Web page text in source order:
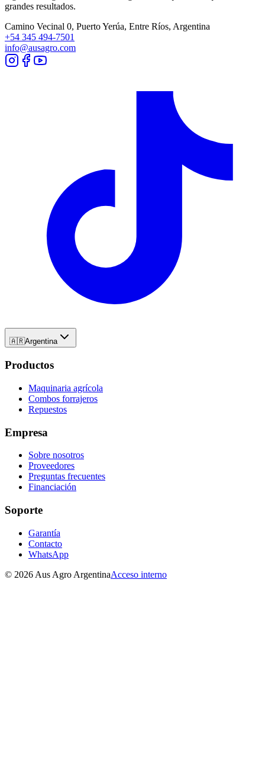
grandes resultados.
Camino Vecinal 0, Puerto Yerúa, Entre Ríos, Argentina
+54 345 494-7501
info@ausagro.com
🇦🇷Argentina
Productos
Maquinaria agrícola
Combos forrajeros
Repuestos
Empresa
Sobre nosotros
Proveedores
Preguntas frecuentes
Financiación
Soporte
Garantía
Contacto
WhatsApp
© 2026 Aus Agro ArgentinaAcceso interno